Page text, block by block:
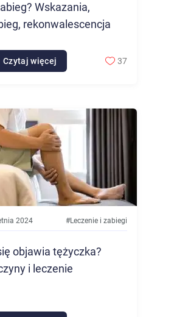
Wskazania,
rekonwalescencja
Czytaj więcej 37
2024 #Leczenie i zabiegi
objawia tężyczka?
i leczenie